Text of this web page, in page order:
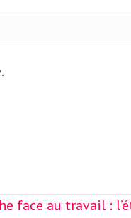
face au travail :